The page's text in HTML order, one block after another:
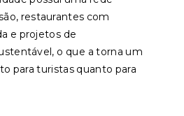
restaurantes com
e projetos de
o que a torna um
para turistas quanto para